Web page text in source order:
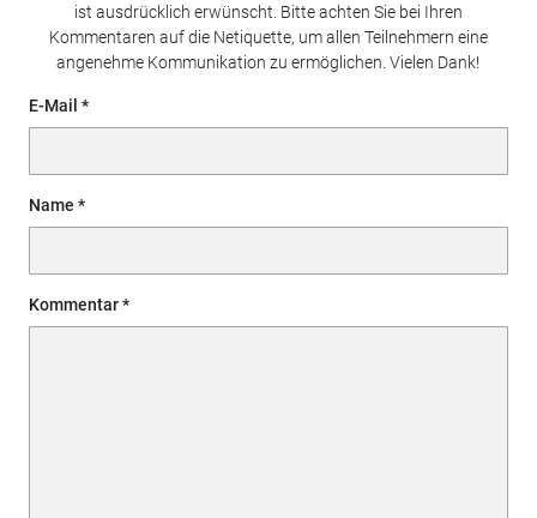
ist ausdrücklich erwünscht. Bitte achten Sie bei Ihren
Kommentaren auf die Netiquette, um allen Teilnehmern eine
angenehme Kommunikation zu ermöglichen. Vielen Dank!
E-Mail
Name
Kommentar